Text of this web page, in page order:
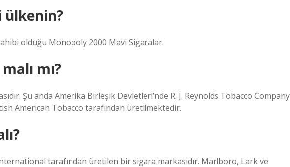
ülkenin?
olduğu Monopoly 2000 Mavi Sigaralar.
mı?
Şu anda Amerika Birleşik Devletleri’nde R. J. Reynolds Tobacco Company
American Tobacco tarafından üretilmektedir.
tarafından üretilen bir sigara markasıdır. Marlboro, Lark ve